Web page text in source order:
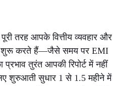
तरह आपके वित्तीय व्यवहार और
शुरू करते हैं—जैसे समय पर EMI
तुरंत आपकी रिपोर्ट में नहीं
शुरुआती सुधार 1 से 1.5 महीने में